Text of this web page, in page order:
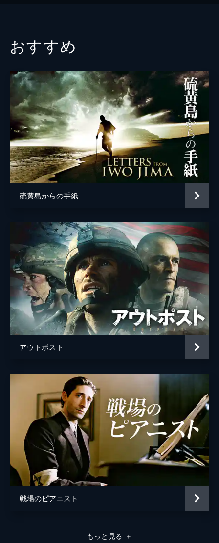
ダニエル・メイズ
マイケル・ジブソン
エイドリアン・スカーボロー
ジェイミー・パーカー
リチャード・マッケーブ
ナバーン・リズワン
監督 サム・メンデス
脚本
クリスティ・ウィルソン＝ケアンズ
トーマス・ニューマン
製作 サム・メンデス
ピッパ・ハリス
ジェイン＝アン・テングレン
ブライアン・オリヴァー
おすすめ
硫黄島からの手紙
アウトポスト
戦場のピアニスト
もっと見る ＋